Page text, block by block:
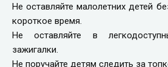
Не оставляйте малолетних детей
короткое время.
Не оставляйте в
зажигалки.
Не поручайте детям следить за